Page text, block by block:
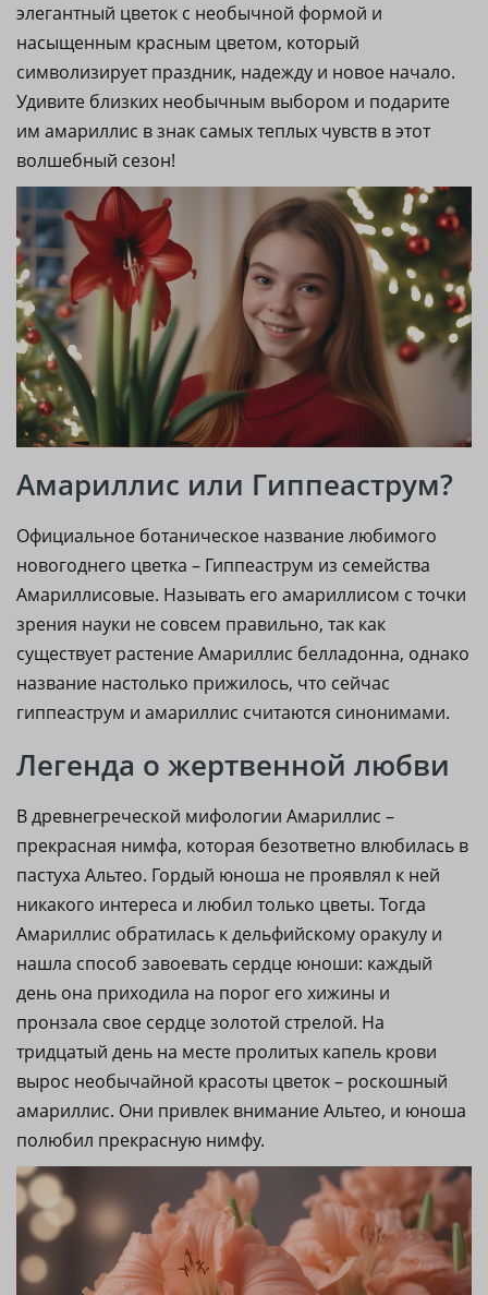
элегантный цветок с необычной формой и
насыщенным красным цветом, который
символизирует праздник, надежду и новое начало.
Удивите близких необычным выбором и подарите
им амариллис в знак самых теплых чувств в этот
волшебный сезон!
Амариллис или Гиппеаструм?
Официальное ботаническое название любимого
новогоднего цветка – Гиппеаструм из семейства
Амариллисовые. Называть его амариллисом с точки
зрения науки не совсем правильно, так как
существует растение Амариллис белладонна, однако
название настолько прижилось, что сейчас
гиппеаструм и амариллис считаются синонимами.
Легенда о жертвенной любви
В древнегреческой мифологии Амариллис –
прекрасная нимфа, которая безответно влюбилась в
пастуха Альтео. Гордый юноша не проявлял к ней
никакого интереса и любил только цветы. Тогда
Амариллис обратилась к дельфийскому оракулу и
нашла способ завоевать сердце юноши: каждый
день она приходила на порог его хижины и
пронзала свое сердце золотой стрелой. На
тридцатый день на месте пролитых капель крови
вырос необычайной красоты цветок – роскошный
амариллис. Они привлек внимание Альтео, и юноша
полюбил прекрасную нимфу.